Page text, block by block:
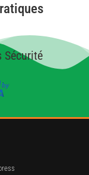
Sécurité